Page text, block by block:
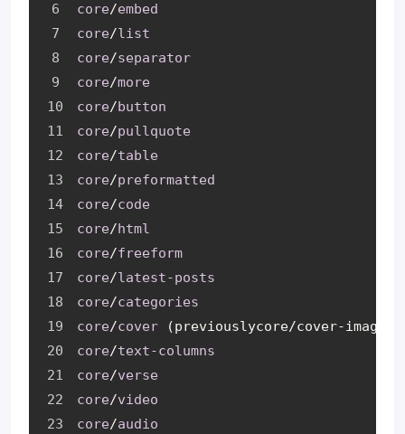
core/embed
core/list
core/separator
core/more
core/button
core/pullquote
core/table
core/preformatted
core/code
core/html
core/freeform
core/latest-posts
core/categories
core/cover (previouslycore/cover-image)
core/text-columns
core/verse
core/video
core/audio